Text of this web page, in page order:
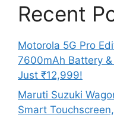
Recent
Motorola 5G Pro
7600mAh Battery
Just ₹12,999!
Maruti Suzuki
Smart